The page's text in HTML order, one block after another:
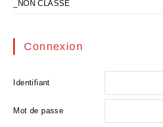
_NON CLASSE
Connexion
Identifiant
Mot de passe